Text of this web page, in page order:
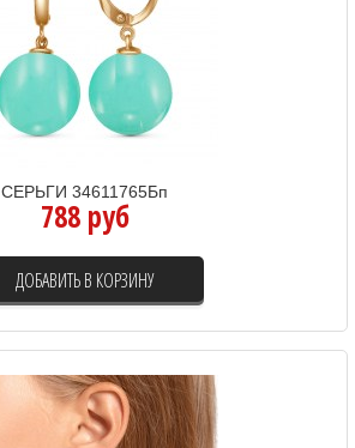
СЕРЬГИ 34611765Бп
788 руб
ДОБАВИТЬ В КОРЗИНУ